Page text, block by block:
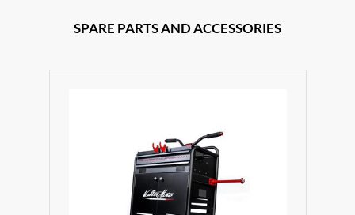
SPARE PARTS AND ACCESSORIES